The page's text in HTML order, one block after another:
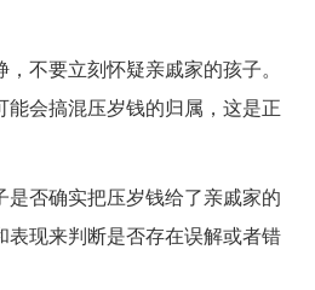
不要立刻怀疑亲戚家的孩子。
会搞混压岁钱的归属，这是正
否确实把压岁钱给了亲戚家的
表现来判断是否存在误解或者错